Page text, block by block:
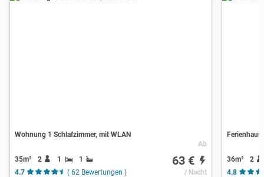
Wohnung 1 Schlafzimmer, mit WLAN
35m² 2 1
1
4.7
( 62 Bewertungen )
Ab
63 €
/ Nacht
Ferienhaus
36m²
2
4.8